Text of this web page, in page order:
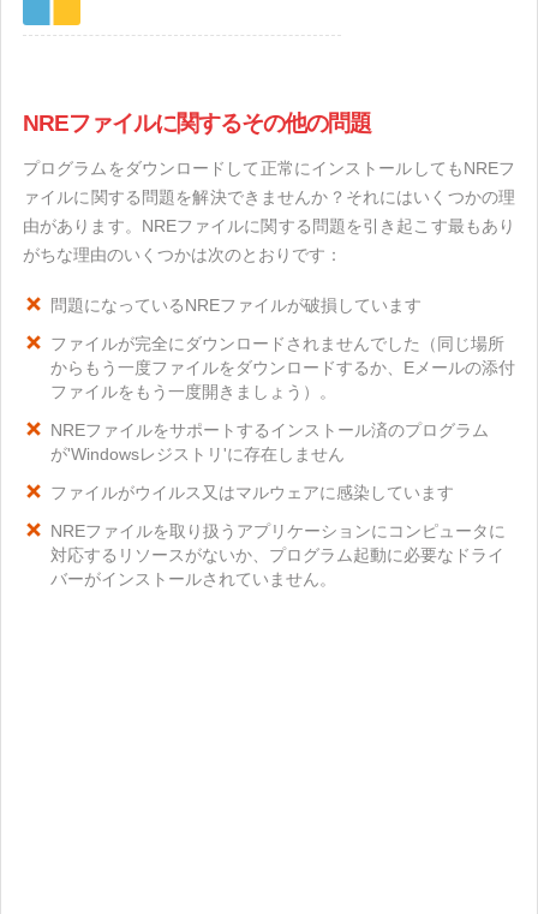
NREファイルに関するその他の問題
プログラムをダウンロードして正常にインストールしてもNREフ
ァイルに関する問題を解決できませんか？それにはいくつかの理
由があります。NREファイルに関する問題を引き起こす最もあり
がちな理由のいくつかは次のとおりです：
問題になっているNREファイルが破損しています
ファイルが完全にダウンロードされませんでした（同じ場所
からもう一度ファイルをダウンロードするか、Eメールの添付
ファイルをもう一度開きましょう）。
NREファイルをサポートするインストール済のプログラム
が'Windowsレジストリ'に存在しません
ファイルがウイルス又はマルウェアに感染しています
NREファイルを取り扱うアプリケーションにコンピュータに
対応するリソースがないか、プログラム起動に必要なドライ
バーがインストールされていません。